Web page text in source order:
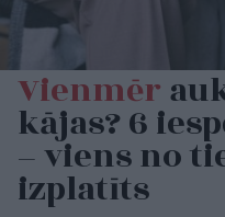
Vienmēr
kājas? 6
– viens no
izplatīts